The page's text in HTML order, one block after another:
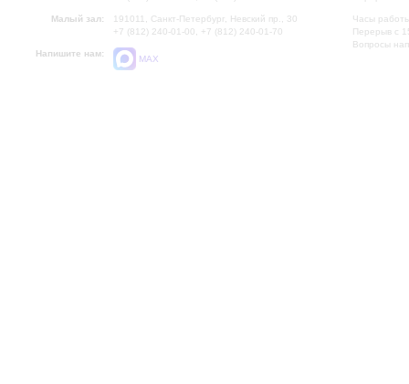
Малый зал:
191011, Санкт-Петербург, Невский пр., 30
+7 (812) 240-01-00, +7 (812) 240-01-70
Напишите нам:
MAX
Часы
Перерыв с
Вопросы